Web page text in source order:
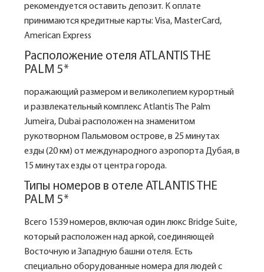
рекомендуется оставить депозит. К оплате
принимаются кредитные карты: Visa, MasterCard,
American Express
Расположение отеля ATLANTIS THE
PALM 5*
поражающий размером и великолепием курортный
и развлекательный комплекс Atlantis The Palm
Jumeira, Dubai расположен на знаменитом
рукотворном Пальмовом острове, в 25 минутах
езды (20 км) от международного аэропорта Дубая, в
15 минутах езды от центра города.
Типы номеров в отеле ATLANTIS THE
PALM 5*
Всего 1539 номеров, включая один люкс Bridge Suite,
который расположен над аркой, соединяющей
Восточную и Западную башни отеля. Есть
специально оборудованные номера для людей с